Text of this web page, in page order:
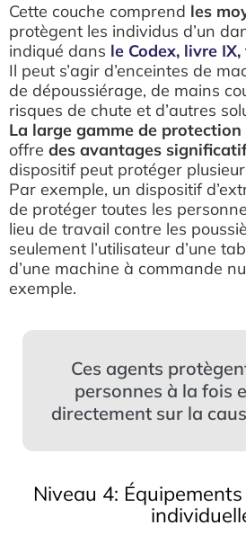
Cette couche comprend les
protègent les individus d’un
indiqué dans le Codex, livre
Il peut s’agir d’enceintes de
de dépoussiérage, de mains
risques de chute et d’autres
La large gamme de protection
offre des avantages
dispositif peut protéger
Par exemple, un dispositif
de protéger toutes les
lieu de travail contre les
seulement l’utilisateur d’une
d’une machine à commande
exemple.
Ces agents
personnes à la fois
directement sur la
Niveau 4: